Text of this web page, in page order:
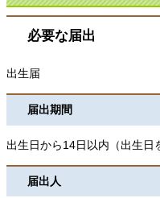
必要な届出
出生届
届出期間
出生日から14日以内（出生日
届出人